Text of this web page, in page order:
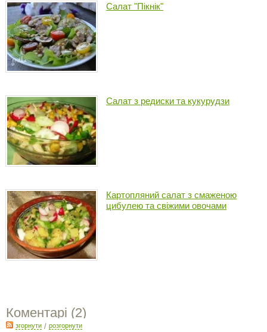
Салат "Пікнік"
Салат з редиски та кукурудзи
Картопляний салат з смаженою
цибулею та свіжими овочами
Коментарі (2)
згорнути / розгорнути